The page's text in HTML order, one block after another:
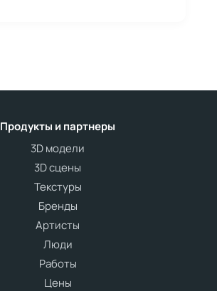
Продукты и партнеры
3D модели
3D сцены
Текстуры
Бренды
Артисты
Люди
Работы
Цены